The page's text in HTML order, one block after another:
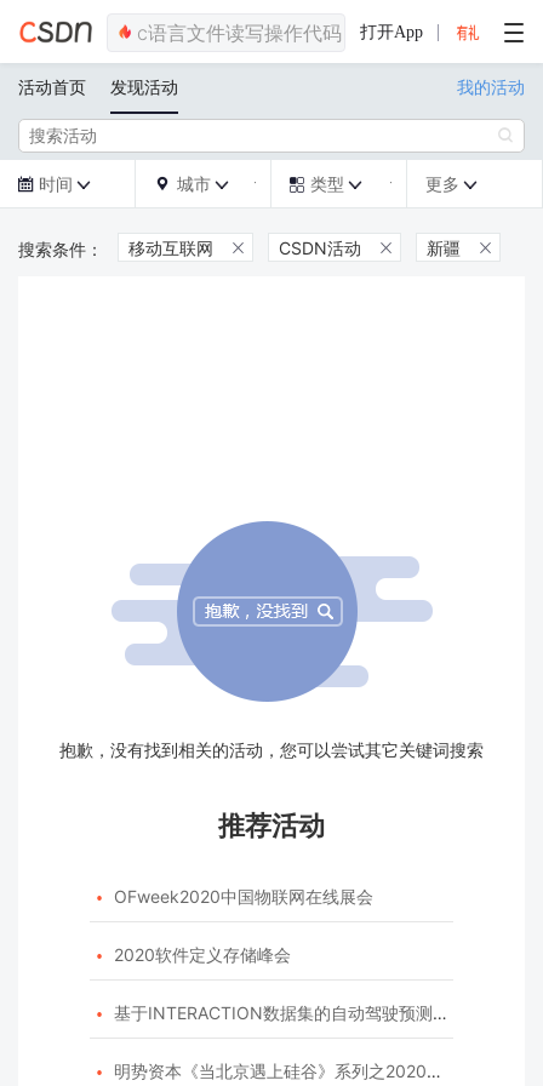
打开App
活动首页 发现活动 我的活动

 时间   城市   类型  更多 
移动互联网  CSDN活动  新疆 
抱歉，没有找到相关的活动，您可以尝试其它关键词搜索
推荐活动
 OFweek2020中国物联网在线展会
 2020软件定义存储峰会
 基于INTERACTION数据集的自动驾驶预测模型挑战赛
 明势资本《当北京遇上硅谷》系列之2020年度开源峰会